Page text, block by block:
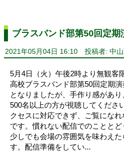
ブラスバンド部第50回定期
2021年05月04日 16:10 投稿者: 中
5月4日（火）午後2時より無観客
高校ブラスバンド部第50回定期
となりましたが、手作り感があ
500名以上の方が視聴してくださ
クセスに対応できず、ご覧にな
です。慣れない配信でのこととど
少しでも会場の雰囲気を味わえ
す。配信準備をしてい...